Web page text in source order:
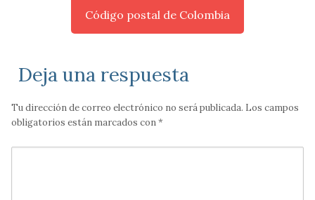
Código postal de Colombia
Deja una respuesta
Tu dirección de correo electrónico no será publicada. Los campos
obligatorios están marcados con*